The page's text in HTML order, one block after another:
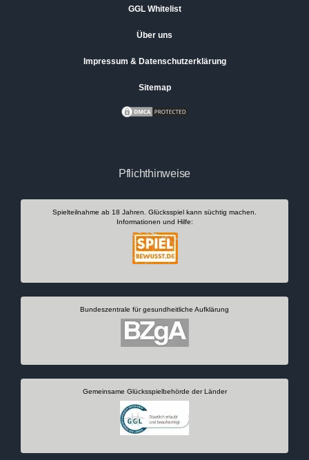
GGL Whitelist
Über uns
Impressum & Datenschutzerklärung
Sitemap
Pflichthinweise
Spielteilnahme ab 18 Jahren. Glücksspiel kann süchtig machen.
Informationen und Hilfe:
Bundeszentrale für gesundheitliche Aufklärung
Gemeinsame Glücksspielbehörde der Länder